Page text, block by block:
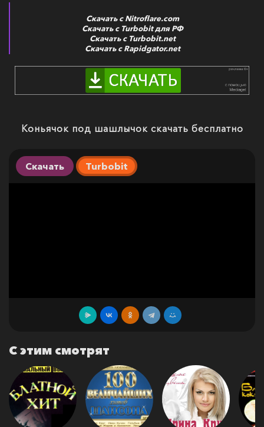
Скачать с Nitroflare.com
Скачать с Turbobit для РФ
Скачать с Turbobit.net
Скачать с Rapidgator.net
Коньячок под шашлычок скачать бесплатно
Скачать Turbobit
С этим смотрят